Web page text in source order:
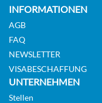
INFORMATIONEN
AGB
FAQ
NEWSLETTER
VISABESCHAFFUNG
UNTERNEHMEN
Stellen